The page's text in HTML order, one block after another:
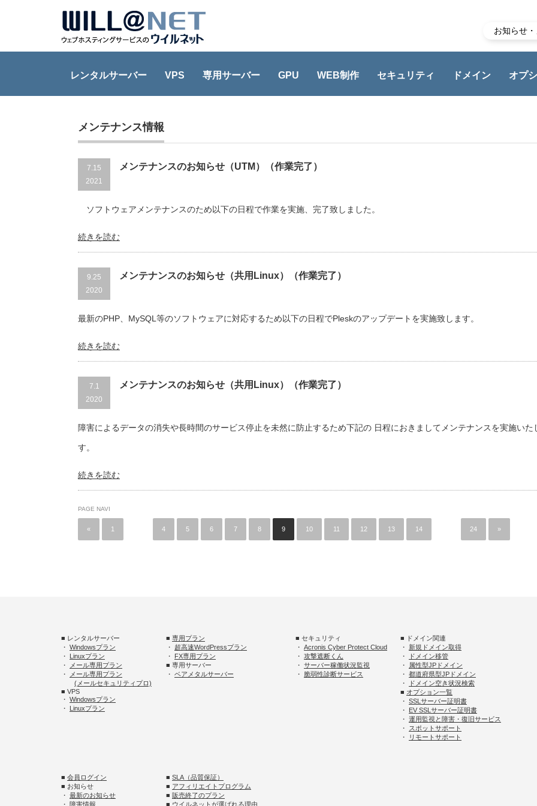
お知らせ
レンタルサーバー VPS 専用サーバー GPU WEB制作 セキュリティ ドメイン オプ
メンテナンス情報
7.15
2021
メンテナンスのお知らせ（UTM）（作業完了）
ソフトウェアメンテナンスのため以下の日程で作業を実施、完了致しました。
続きを読む
9.25
2020
メンテナンスのお知らせ（共用Linux）（作業完了）
最新のPHP、MySQL等のソフトウェアに対応するため以下の日程でPleskのアップデートを実施致します。
続きを読む
7.1
2020
メンテナンスのお知らせ（共用Linux）（作業完了）
障害によるデータの消失や長時間のサービス停止を未然に防止するため下記の 日程におきましてメンテナンスを実施いた
す。
続きを読む
PAGE NAVI
« 1 4 5 6 7 8 9 10 11 12 13 14 24 »
■ レンタルサーバー ■ 専用プラン
・ Windowsプラン ・ 超高速WordPressプラン
・ Linuxプラン ・ FX専用プラン
・
メール専用プラン
■ 専用サーバー
・
メール専用プラン ・ ベアメタルサーバー
(メールセキュリティプロ)
■ VPS
・ Windowsプラン
・ Linuxプラン
■ セキュリティ
■ ドメイン関連
・ Acronis Cyber Protect Cloud ・ 新規ドメイン取得
・ 攻撃遮断くん ・
ドメイン移管
・ サーバー稼働状況監視 ・
属性型JPドメイン
・ 脆弱性診断サービス ・ 都道府県型JPドメイン
・
ドメイン空き状況検索
■ オプション一覧
・ SSLサーバー証明書
・ EV SSLサーバー証明書
・ 運用監視と障害・復旧サービス
・ スポットサポート
・
リモートサポート
■ 会員ログイン ■ SLA（品質保証）
■ お知らせ
■ アフィリエイトプログラム
・ 最新のお知らせ ■ 販売終了のプラン
・ 障害情報 ■ ウイルネットが選ばれる理由